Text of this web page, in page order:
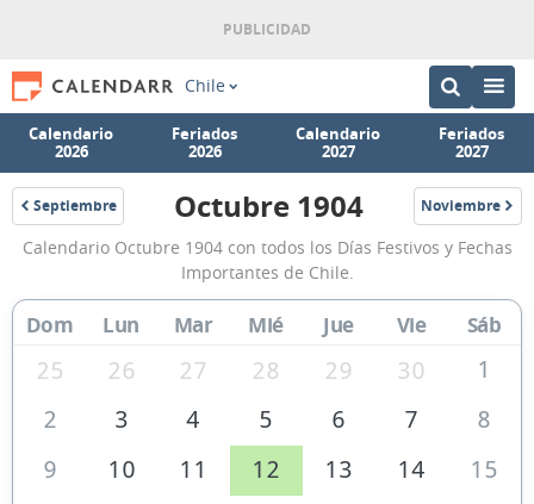
Chile
Calendario
2026
Feriados
2026
Calendario
2027
Feriados
2027
Septiembre
1904
Calendario
Octubre
1904
de
Chile
Octubre 1904 Noviembre
1904
Calendario Octubre 1904 con todos los Días Festivos y Fechas
Importantes de Chile.
Dom Lun Mar Mié Jue Vie Sáb
25 26 27 28 29 30
1
2
3 4 5 6 7
8
9
10 11 12 13 14
15